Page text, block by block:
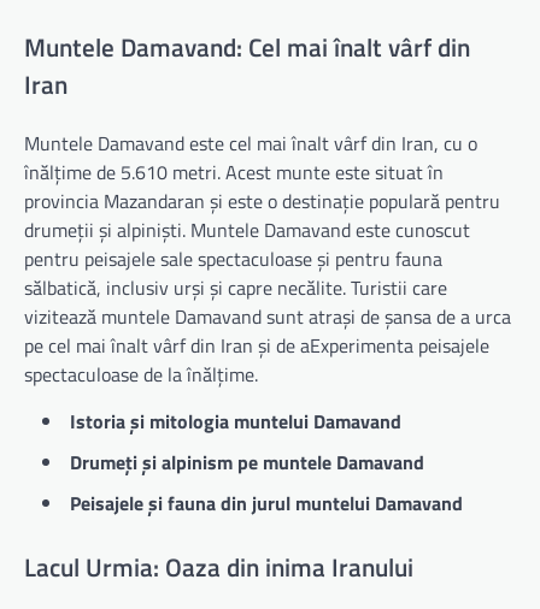
Muntele Damavand: Cel mai înalt vârf din
Iran
Muntele Damavand este cel mai înalt vârf din Iran, cu o
înălțime de 5.610 metri. Acest munte este situat în
provincia Mazandaran și este o destinație populară pentru
drumeții și alpiniști. Muntele Damavand este cunoscut
pentru peisajele sale spectaculoase și pentru fauna
sălbatică, inclusiv urși și capre necălite. Turistii care
vizitează muntele Damavand sunt atrași de șansa de a urca
pe cel mai înalt vârf din Iran și de aExperimenta peisajele
spectaculoase de la înălțime.
Istoria și mitologia muntelui Damavand
Drumeți și alpinism pe muntele Damavand
Peisajele și fauna din jurul muntelui Damavand
Lacul Urmia: Oaza din inima Iranului